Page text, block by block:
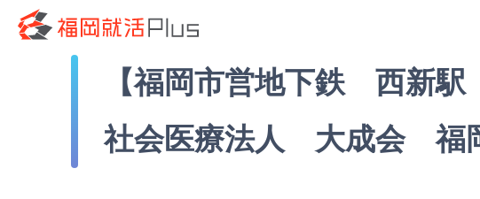
【福岡市営地下鉄 西新
社会医療法人 大成会 福